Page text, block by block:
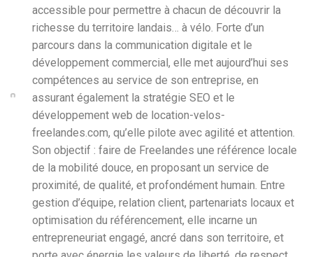
accessible pour permettre à chacun de découvrir la
richesse du territoire landais… à vélo. Forte d’un
parcours dans la communication digitale et le
développement commercial, elle met aujourd’hui ses
compétences au service de son entreprise, en
assurant également la stratégie SEO et le
développement web de location-velos-
freelandes.com, qu’elle pilote avec agilité et attention.
Son objectif : faire de Freelandes une référence locale
de la mobilité douce, en proposant un service de
proximité, de qualité, et profondément humain. Entre
gestion d’équipe, relation client, partenariats locaux et
optimisation du référencement, elle incarne un
entrepreneuriat engagé, ancré dans son territoire, et